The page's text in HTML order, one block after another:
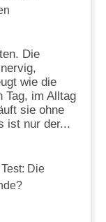
Die
wie die
Tag, im Alltag
sie ohne
ist nur der...
Die